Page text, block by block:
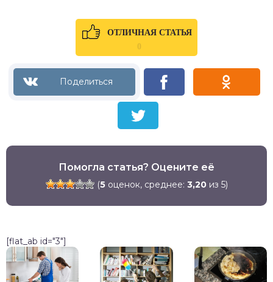
ОТЛИЧНАЯ СТАТЬЯ
0
Помогла статья? Оцените её
(5оценок, среднее: 3,20из 5)
[flat_ab id="3"]